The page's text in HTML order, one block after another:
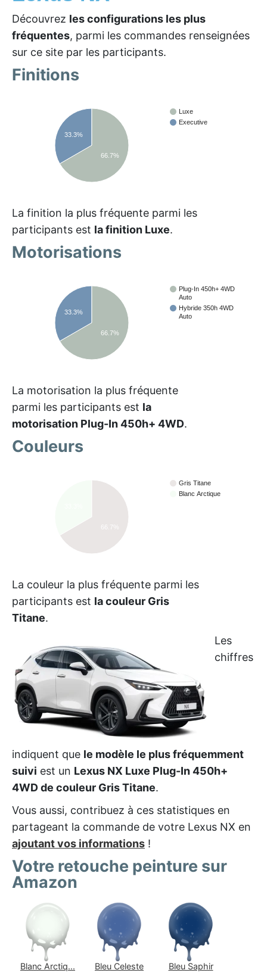
Découvrez les configurations les plus
fréquentes, parmi les commandes renseignées
sur ce site par les participants.
Finitions
Luxe
Executive
33.3%
66.7%
La finition la plus fréquente parmi les
participants est la finition Luxe.
Motorisations
Plug-In 450h+ 4WD
Auto
Hybride 350h 4WD
Auto
33.3%
66.7%
La motorisation la plus fréquente
parmi les participants est la
motorisation Plug-In 450h+ 4WD.
Couleurs
Gris Titane
Blanc Arctique
66.7%
La couleur la plus fréquente parmi les
participants est la couleur Gris
Titane.
Les
chiffres
indiquent que le modèle le plus fréquemment
suivi est un Lexus NX Luxe Plug-In 450h+
4WD de couleur Gris Titane.
Vous aussi, contribuez à ces statistiques en
partageant la commande de votre Lexus NX en
ajoutant vos informations !
Votre retouche peinture sur
Amazon
Blanc Arctiq... Bleu Celeste Bleu Saphir